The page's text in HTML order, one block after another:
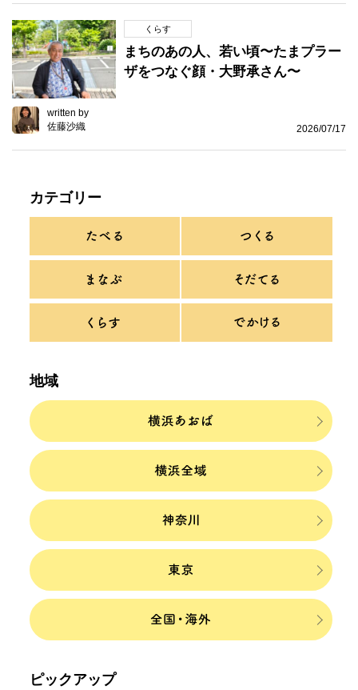
くらす
まちのあの人、若い頃〜たまプラー
ザをつなぐ顔・大野承さん〜
written by
佐藤沙織
2026/07/17
カテゴリー
地域
ピックアップ